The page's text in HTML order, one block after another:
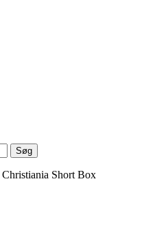
Søg
Christiania Short Box